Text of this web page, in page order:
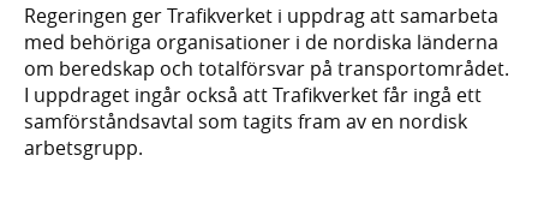
Regeringen ger Trafikverket i uppdrag att samarbeta
med behöriga organisationer i de nordiska länderna
om beredskap och totalförsvar på transportområdet.
I uppdraget ingår också att Trafikverket får ingå ett
samförståndsavtal som tagits fram av en nordisk
arbetsgrupp.